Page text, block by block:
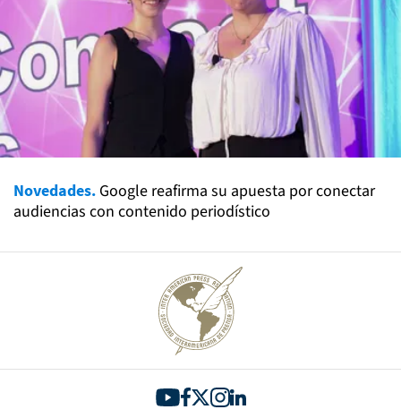
Novedades. Google reafirma su apuesta por conectar
audiencias con contenido periodístico